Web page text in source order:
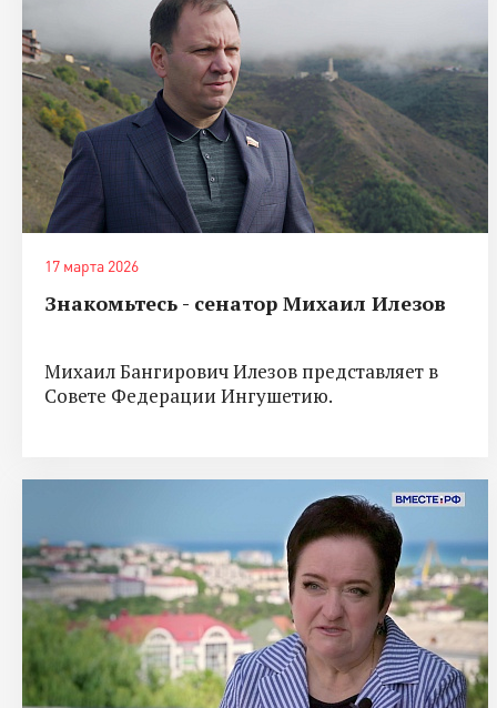
17 марта 2026
Знакомьтесь - сенатор Михаил Илезов
Михаил Бангирович Илезов представляет в
Совете Федерации Ингушетию.